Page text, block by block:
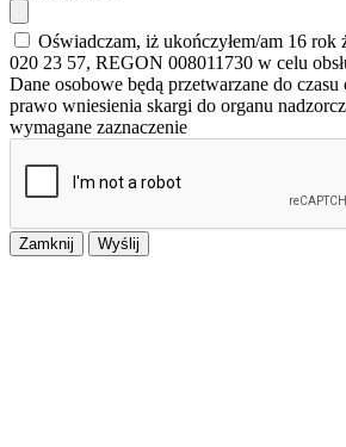
Oświadczam, iż ukończyłem/am 16
020 23 57, REGON 008011730 w celu
Dane osobowe będą przetwarzane do
prawo wniesienia skargi do organu
wymagane zaznaczenie
Zamknij Wyślij